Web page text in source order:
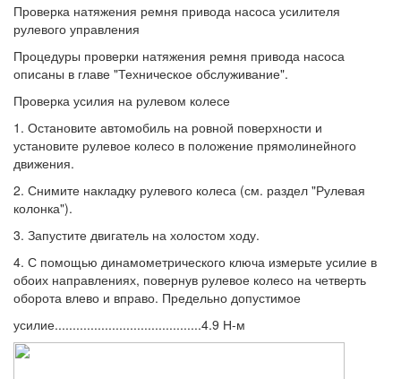
Проверка натяжения ремня привода насоса усилителя
рулевого управления
Процедуры проверки натяжения ремня привода насоса
описаны в главе "Техническое обслуживание".
Проверка усилия на рулевом колесе
1. Остановите автомобиль на ровной поверхности и
установите рулевое колесо в положение прямолинейного
движения.
2. Снимите накладку рулевого колеса (см. раздел "Рулевая
колонка").
3. Запустите двигатель на холостом ходу.
4. С помощью динамометрического ключа измерьте усилие в
обоих направлениях, повернув рулевое колесо на четверть
оборота влево и вправо. Предельно допустимое
усилие.........................................4.9 Н-м